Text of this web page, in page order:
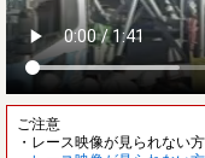
ご注意
・レース映像が見られない